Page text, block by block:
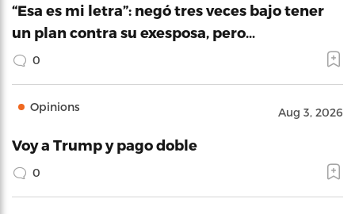
“Esa es mi letra”: negó tres veces bajo tener
un plan contra su exesposa, pero…
0
Opinions Aug 3, 2026
Voy a Trump y pago doble
0